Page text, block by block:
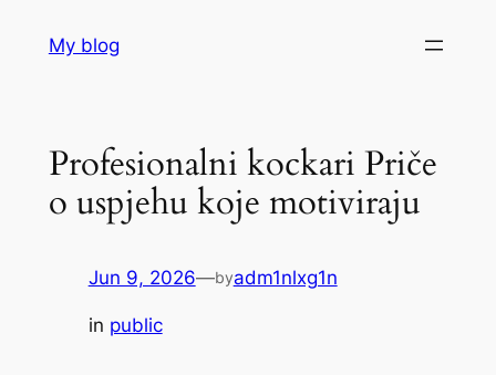
My blog
Profesionalni kockari Priče
o uspjehu koje motiviraju
Jun 9, 2026—byadm1nlxg1n
in public